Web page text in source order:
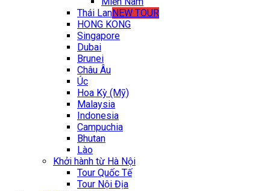
Thái LanNEW TOUR
HONG KONG
Singapore
Dubai
Brunei
Châu Âu
Úc
Hoa Kỳ (Mỹ)
Malaysia
Indonesia
Campuchia
Bhutan
Lào
Khởi hành từ Hà Nội
Tour Quốc Tế
Tour Nội Địa